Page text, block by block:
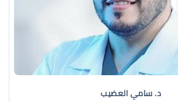
د. سامي العضيب